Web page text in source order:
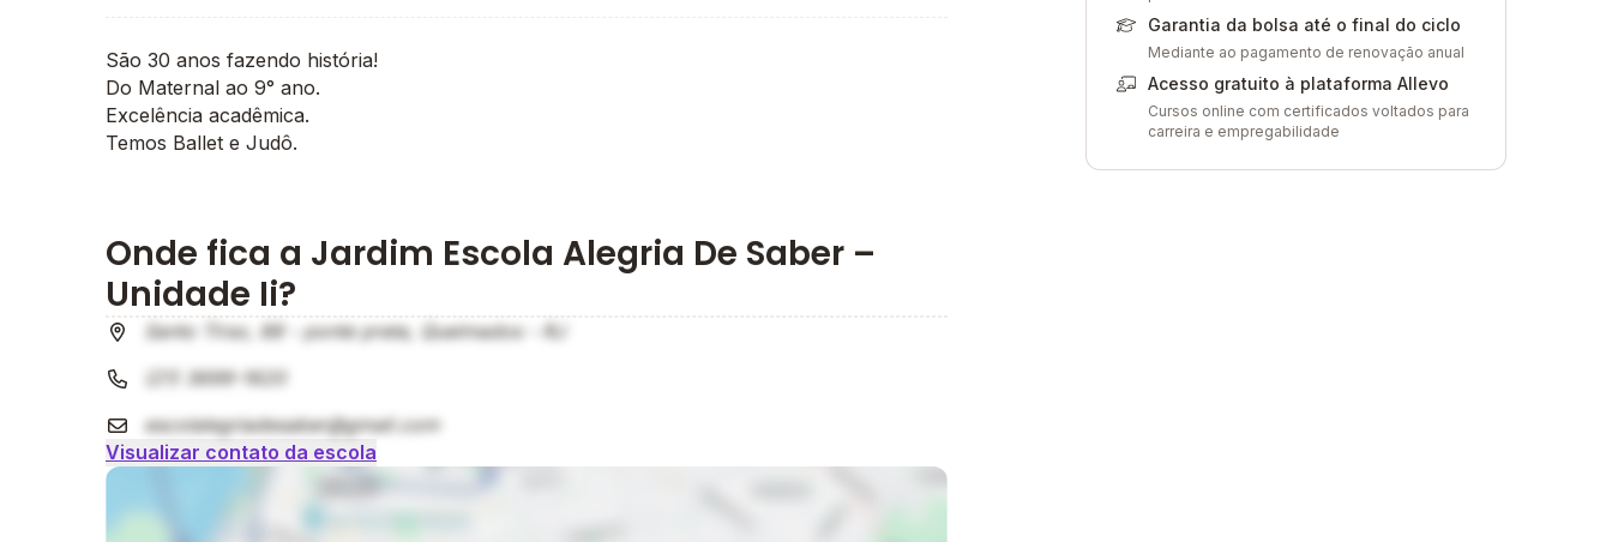
Garantia da bolsa até o final do ciclo
Mediante ao pagamento de renovação anual
Acesso gratuito à plataforma Allevo
Cursos online com certificados voltados para
carreira e empregabilidade
São 30 anos fazendo história!
Do Maternal ao 9° ano.
Excelência acadêmica.
Temos Ballet e Judô.
Onde fica a Jardim Escola Alegria De Saber –
Unidade Ii?
Santo Tirso, 88 - ponte preta, Queimados - RJ
(21) 3699-1620
escolalegriadesaber@gmail.com
Visualizar contato da escola